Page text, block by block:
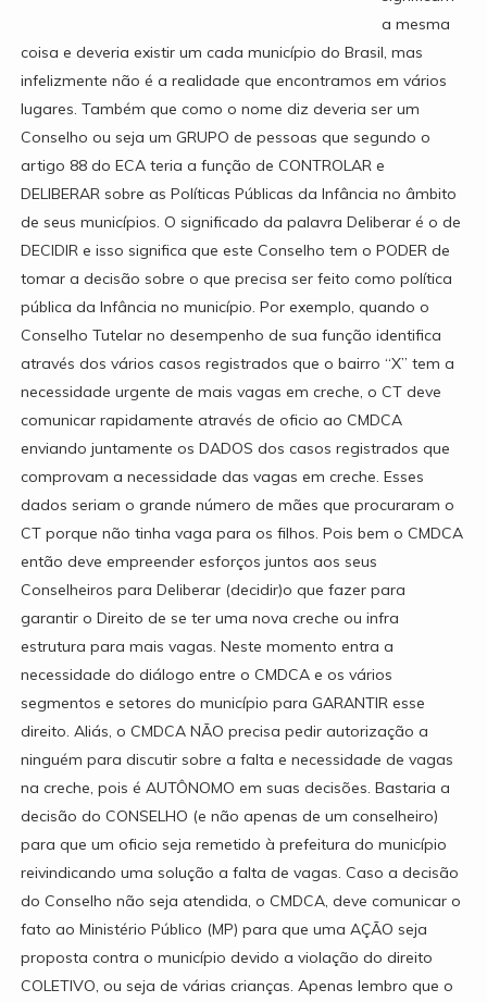
a mesma
coisa e deveria existir um cada município do Brasil, mas
infelizmente não é a realidade que encontramos em vários
lugares. Também que como o nome diz deveria ser um
Conselho ou seja um GRUPO de pessoas que segundo o
artigo 88 do ECA teria a função de CONTROLAR e
DELIBERAR sobre as Políticas Públicas da Infância no âmbito
de seus municípios. O significado da palavra Deliberar é o de
DECIDIR e isso significa que este Conselho tem o PODER de
tomar a decisão sobre o que precisa ser feito como política
pública da Infância no município. Por exemplo, quando o
Conselho Tutelar no desempenho de sua função identifica
através dos vários casos registrados que o bairro “X” tem a
necessidade urgente de mais vagas em creche, o CT deve
comunicar rapidamente através de oficio ao CMDCA
enviando juntamente os DADOS dos casos registrados que
comprovam a necessidade das vagas em creche. Esses
dados seriam o grande número de mães que procuraram o
CT porque não tinha vaga para os filhos. Pois bem o CMDCA
então deve empreender esforços juntos aos seus
Conselheiros para Deliberar (decidir)o que fazer para
garantir o Direito de se ter uma nova creche ou infra
estrutura para mais vagas. Neste momento entra a
necessidade do diálogo entre o CMDCA e os vários
segmentos e setores do município para GARANTIR esse
direito. Aliás, o CMDCA NÃO precisa pedir autorização a
ninguém para discutir sobre a falta e necessidade de vagas
na creche, pois é AUTÔNOMO em suas decisões. Bastaria a
decisão do CONSELHO (e não apenas de um conselheiro)
para que um oficio seja remetido à prefeitura do município
reivindicando uma solução a falta de vagas. Caso a decisão
do Conselho não seja atendida, o CMDCA, deve comunicar o
fato ao Ministério Público (MP) para que uma AÇÃO seja
proposta contra o município devido a violação do direito
COLETIVO, ou seja de várias crianças. Apenas lembro que o